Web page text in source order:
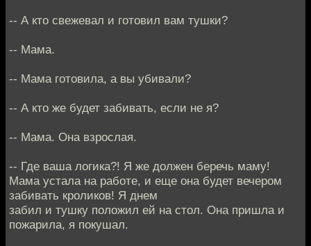
-- А кто свежевал и готовил вам тушки?
-- Мама.
-- Мама готовила, а вы убивали?
-- А кто же будет забивать, если не я?
-- Мама. Она взрослая.
-- Где ваша логика?! Я же должен беречь маму!
Мама устала на работе, и еще она будет вечером
забивать кроликов! Я днем
забил и тушку положил ей на стол. Она пришла и
пожарила, я покушал.